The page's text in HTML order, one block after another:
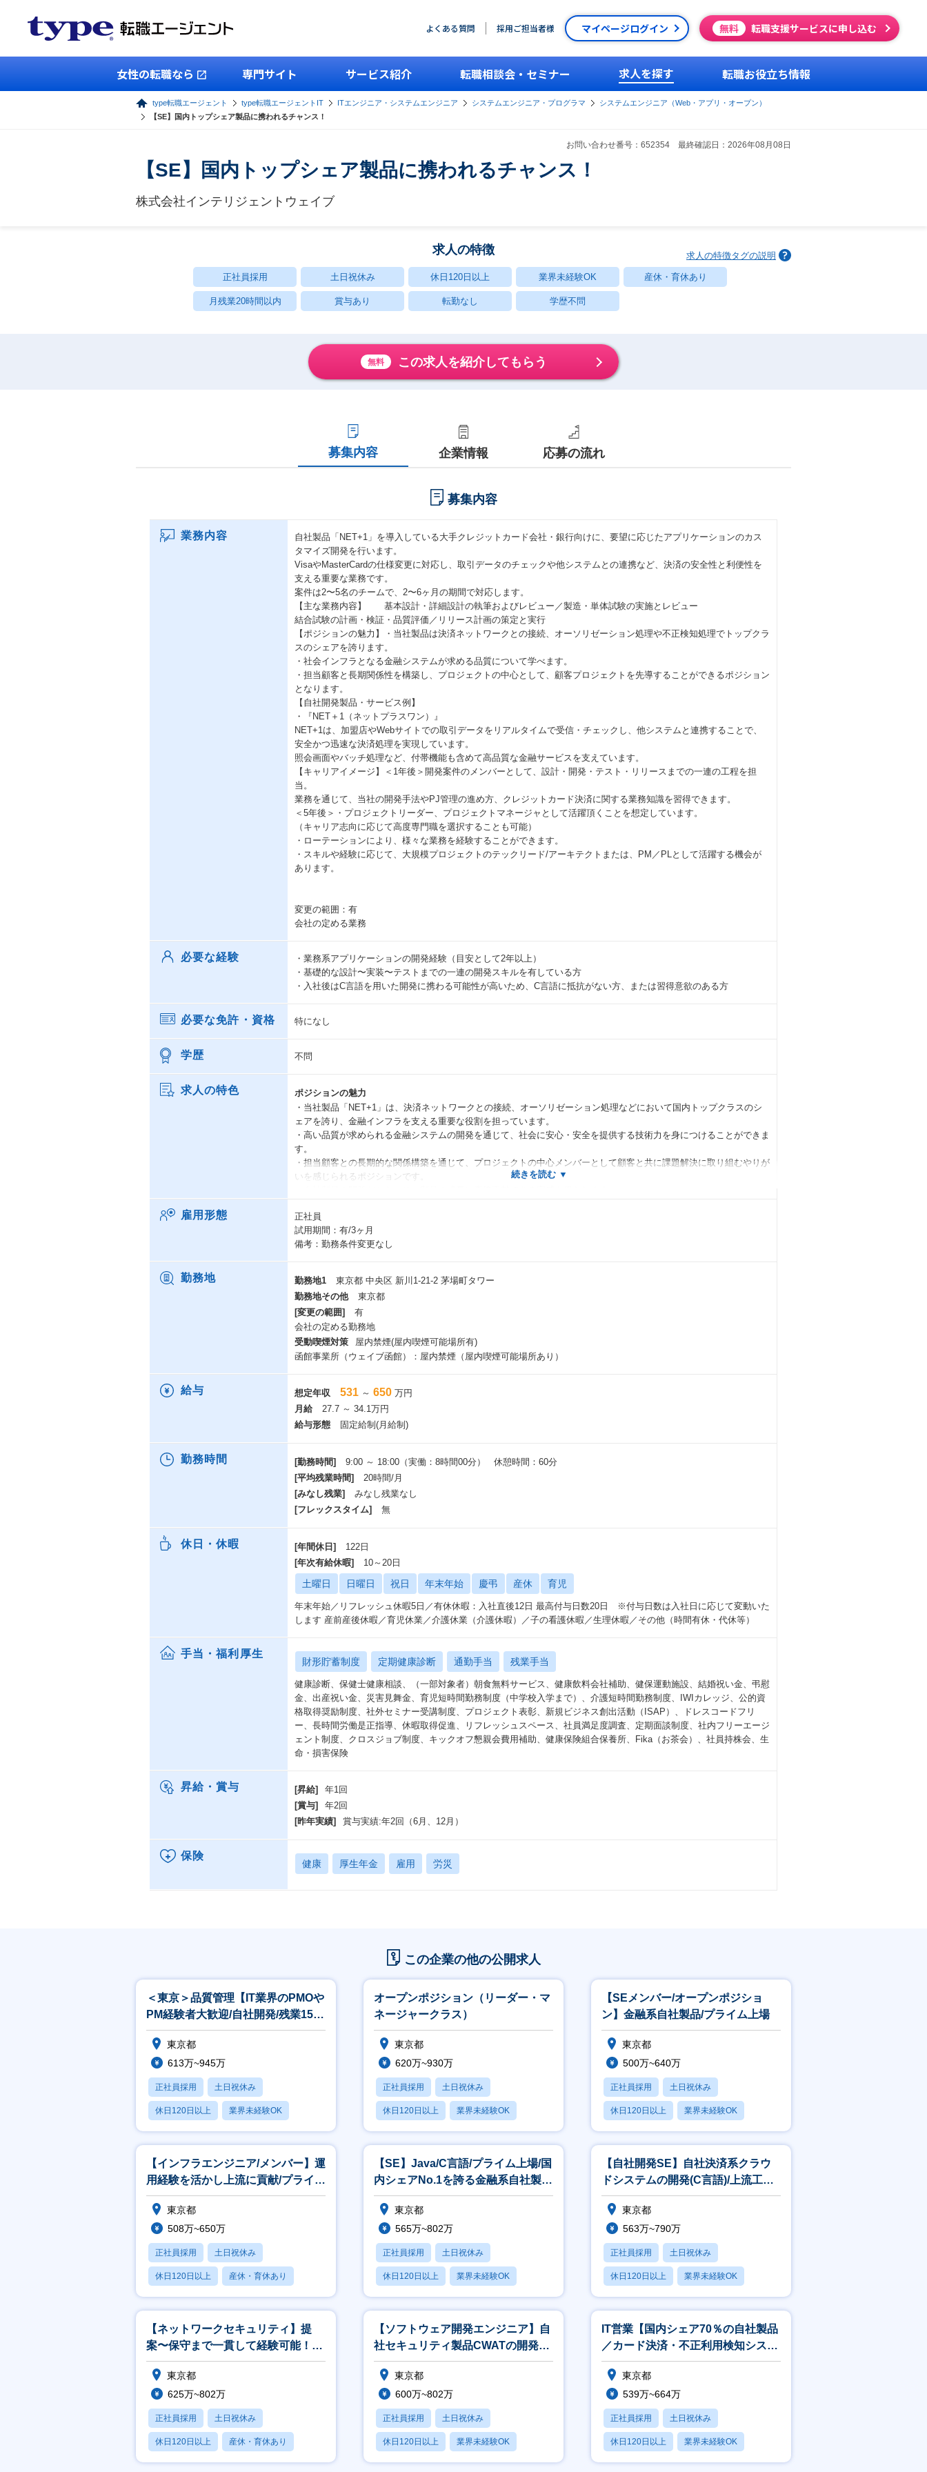
よくある質問 採用ご担当者様 マイページログイン 無料 転職支援サービスに申し込む
女性の転職なら 専門サイト サービス紹介 転職相談会・セミナー 求人を探す 転職お役立ち情報
type転職エージェント type転職エージェントIT ITエンジニア・システムエンジニア システムエンジニア・プログラマ
システムエンジニア（Web・アプリ・オープン）
【SE】国内トップシェア製品に携われるチャンス！
お問い合わせ番号：652354 最終確認日：2026年08月08日
【SE】国内トップシェア製品に携われるチャンス！
株式会社インテリジェントウェイブ
求人の特徴 求人の特徴タグの説明
正社員採用 土日祝休み 休日120日以上 業界未経験OK 産休・育休あり
月残業20時間以内 賞与あり 転勤なし 学歴不問
無料 この求人を紹介してもらう
募集内容 企業情報 応募の流れ
募集内容
業務内容
⾃社製品「NET+1」を導⼊している⼤⼿クレジットカード会社・銀⾏向けに、要望に応じたアプリケーションのカス
タマイズ開発を⾏います。
VisaやMasterCardの仕様変更に対応し、取引データのチェックや他システムとの連携など、決済の安全性と利便性を
⽀える重要な業務です。
案件は2〜5名のチームで、2〜6ヶ⽉の期間で対応します。
【主な業務内容】 基本設計・詳細設計の執筆およびレビュー／製造・単体試験の実施とレビュー
結合試験の計画・検証・品質評価／リリース計画の策定と実⾏
【ポジションの魅力】・当社製品は決済ネットワークとの接続、オーソリゼーション処理や不正検知処理でトップクラ
スのシェアを誇ります。
・社会インフラとなる⾦融システムが求める品質について学べます。
・担当顧客と⻑期関係性を構築し、プロジェクトの中⼼として、顧客プロジェクトを先導することができるポジション
となります。
【自社開発製品・サービス例】
・『NET＋1（ネットプラスワン）』
NET+1は、加盟店やWebサイトでの取引データをリアルタイムで受信・チェックし、他システムと連携することで、
安全かつ迅速な決済処理を実現しています。
照会画⾯やバッチ処理など、付帯機能も含めて⾼品質な⾦融サービスを⽀えています。
【キャリアイメージ】＜1年後＞開発案件のメンバーとして、設計・開発・テスト・リリースまでの⼀連の⼯程を担
当。
業務を通じて、当社の開発⼿法やPJ管理の進め⽅、クレジットカード決済に関する業務知識を習得できます。
＜5年後＞・プロジェクトリーダー、プロジェクトマネージャとして活躍頂くことを想定しています。
（キャリア志向に応じて⾼度専⾨職を選択することも可能）
・ローテーションにより、様々な業務を経験することができます。
・スキルや経験に応じて、⼤規模プロジェクトのテックリード/アーキテクトまたは、PM／PLとして活躍する機会が
あります。
変更の範囲：有
会社の定める業務
必要な経験
・業務系アプリケーションの開発経験（⽬安として2年以上）
・基礎的な設計〜実装〜テストまでの⼀連の開発スキルを有している⽅
・⼊社後はC⾔語を⽤いた開発に携わる可能性が⾼いため、C⾔語に抵抗がない⽅、または習得意欲のある⽅
必要な免許・資格 特になし
学歴 不問
求人の特色
ポジションの魅力
・当社製品「NET+1」は、決済ネットワークとの接続、オーソリゼーション処理などにおいて国内トップクラスのシ
ェアを誇り、⾦融インフラを⽀える重要な役割を担っています。
・⾼い品質が求められる⾦融システムの開発を通じて、社会に安⼼・安全を提供する技術⼒を⾝につけることができま
す。
・担当顧客との⻑期的な関係構築を通じて、プロジェクトの中⼼メンバーとして顧客と共に課題解決に取り組むやりが
いを感じられるポジションです。
雇用形態
正社員
試用期間：有/3ヶ月
備考：勤務条件変更なし
勤務地 勤務地1
東京都 中央区 新川1-21-2 茅場町タワー
勤務地その他
東京都
[変更の範囲]
有
会社の定める勤務地
受動喫煙対策
屋内禁煙(屋内喫煙可能場所有)
函館事業所（ウェイブ函館）：屋内禁煙（屋内喫煙可能場所あり）
給与 想定年収 531 ～ 650 万円
月給
27.7 ～ 34.1万円
給与形態
固定給制(月給制)
勤務時間 [勤務時間]
9:00 ～ 18:00（実働：8時間00分） 休憩時間：60分
[平均残業時間]
20時間/月
[みなし残業]
みなし残業なし
[フレックスタイム]
無
休日・休暇 [年間休日]
122日
[年次有給休暇]
10～20日
土曜日 日曜日 祝日 年末年始 慶弔 産休 育児
年末年始／リフレッシュ休暇5日／有休休暇：入社直後12日 最高付与日数20日 ※付与日数は入社日に応じて変動いた
します 産前産後休暇／育児休業／介護休業（介護休暇）／子の看護休暇／生理休暇／その他（時間有休・代休等）
手当・福利厚生
財形貯蓄制度 定期健康診断 通勤手当 残業手当
健康診断、保健士健康相談、（一部対象者）朝食無料サービス、健康飲料会社補助、健保運動施設、結婚祝い金、弔慰
金、出産祝い金、災害見舞金、育児短時間勤務制度（中学校入学まで）、介護短時間勤務制度、IWIカレッジ、公的資
格取得奨励制度、社外セミナー受講制度、プロジェクト表彰、新規ビジネス創出活動（ISAP）、ドレスコードフリ
ー、長時間労働是正指導、休暇取得促進、リフレッシュスペース、社員満足度調査、定期面談制度、社内フリーエージ
ェント制度、クロスジョブ制度、キックオフ懇親会費用補助、健康保険組合保養所、Fika（お茶会）、社員持株会、生
命・損害保険
昇給・賞与 [昇給]
年1回
[賞与]
年2回
[昨年実績]
賞与実績:年2回（6月、12月）
保険
健康 厚生年金 雇用 労災
この企業の他の公開求人
＜東京＞品質管理【IT業界のPMOや
PM経験者大歓迎/自社開発/残業15ｈ
未満】
東京都
613万~945万
正社員採用 土日祝休み
休日120日以上 業界未経験OK
産休・育休あり
オープンポジション（リーダー・マ
ネージャークラス）
東京都
620万~930万
正社員採用 土日祝休み
休日120日以上 業界未経験OK
産休・育休あり
【SEメンバー/オープンポジショ
ン】金融系自社製品/プライム上場
東京都
500万~640万
正社員採用 土日祝休み
休日120日以上 業界未経験OK
産休・育休あり
【インフラエンジニア/メンバー】運
用経験を活かし上流に貢献/プライム
上場
東京都
508万~650万
正社員採用 土日祝休み
休日120日以上 産休・育休あり
月残業20時間以内
【SE】Java/C⾔語/プライム上場/国
内シェアNo.1を誇る⾦融系⾃社製
品/在宅可
東京都
565万~802万
正社員採用 土日祝休み
休日120日以上 業界未経験OK
産休・育休あり
【自社開発SE】自社決済系クラウ
ドシステムの開発(C言語)/上流工程
へ挑戦可
東京都
563万~790万
正社員採用 土日祝休み
休日120日以上 業界未経験OK
産休・育休あり
【ネットワークセキュリティ】提
案〜保守まで⼀貫して経験可能！／
プライム上場
東京都
625万~802万
正社員採用 土日祝休み
休日120日以上 産休・育休あり
月残業20時間以内
【ソフトウェア開発エンジニア】⾃
社セキュリティ製品CWATの開発・
保守
東京都
600万~802万
正社員採用 土日祝休み
休日120日以上 業界未経験OK
産休・育休あり
IT営業【国内シェア70％の自社製品
／カード決済・不正利用検知システ
ム／リモート可能】
東京都
539万~664万
正社員採用 土日祝休み
休日120日以上 業界未経験OK
産休・育休あり